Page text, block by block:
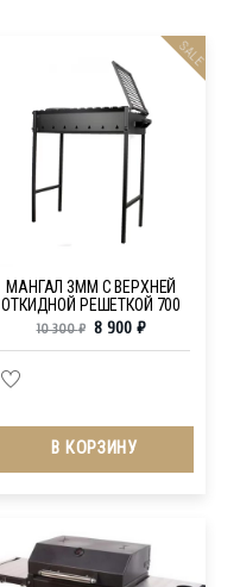
SALE
МАНГАЛ 3ММ С ВЕРХНЕЙ
ОТКИДНОЙ РЕШЕТКОЙ 700
10 300₽ 8 900 ₽
В КОРЗИНУ